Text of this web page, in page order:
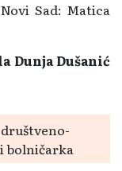
Sad: Matica
Dunja Dušanić
bolničarka